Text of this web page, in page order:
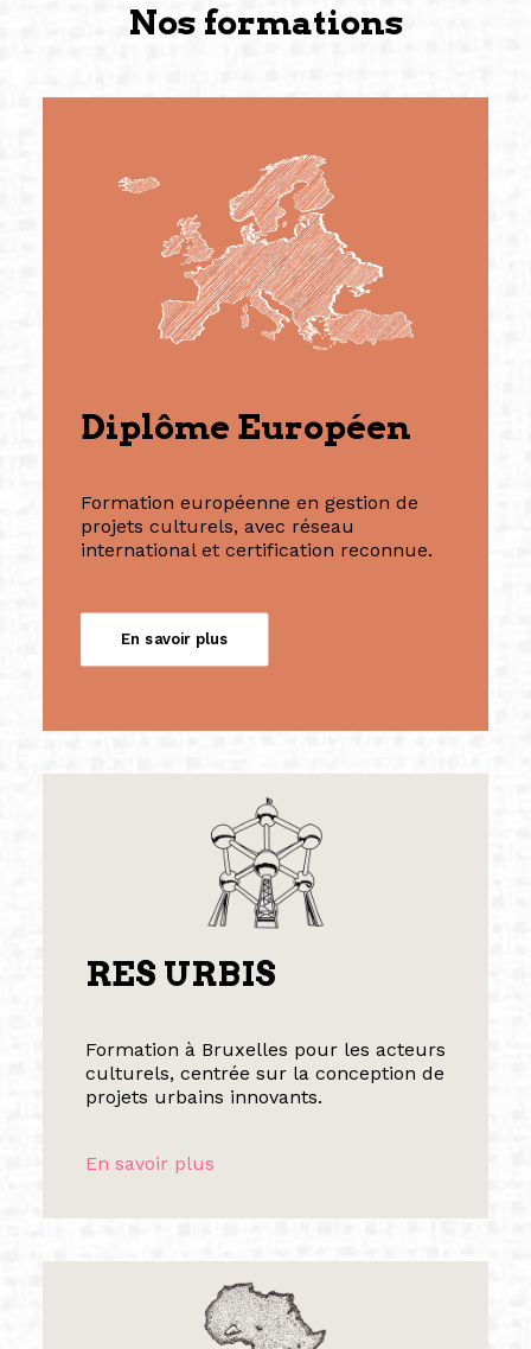
Nos formations
Diplôme Européen
Formation européenne en gestion de
projets culturels, avec réseau
international et certification reconnue.
En savoir plus
RES URBIS
Formation à Bruxelles pour les acteurs
culturels, centrée sur la conception de
projets urbains innovants.
En savoir plus